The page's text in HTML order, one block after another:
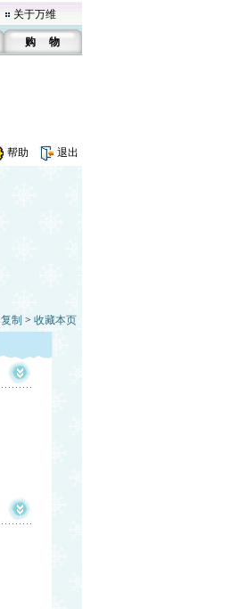
关于万维
购 物
帮助 退出
复制 > 收藏本页